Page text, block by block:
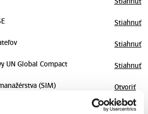
Stiahnuť
Stiahnuť
UN Global Compact Stiahnuť
(SIM) Otvoriť
energií ZSE Stiahnuť